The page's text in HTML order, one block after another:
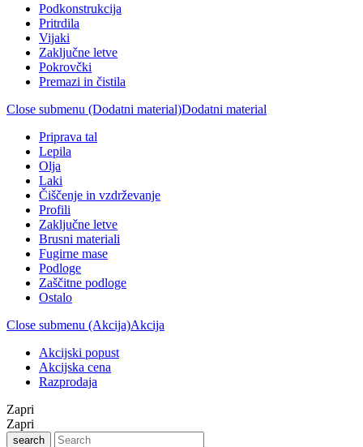
Podkonstrukcija
Pritrdila
Vijaki
Zaključne letve
Pokrovčki
Premazi in čistila
Close submenu (Dodatni material)Dodatni material
Priprava tal
Lepila
Olja
Laki
Čiščenje in vzdrževanje
Profili
Zaključne letve
Brusni materiali
Fugirne mase
Podloge
Zaščitne podloge
Ostalo
Close submenu (Akcija)Akcija
Akcijski popust
Akcijska cena
Razprodaja
Zapri
Zapri
search